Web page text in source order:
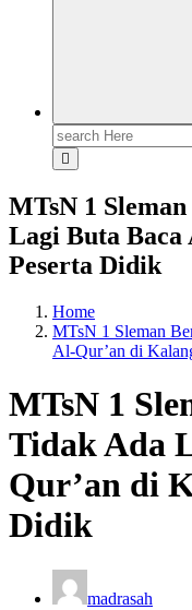
Search
for:
MTsN 1
Lagi Buta Baca
Peserta Didik
Home
MTsN 1 Sleman
Al-Qur’an di
MTsN 1
Tidak Ada
Qur’an di
Didik
madrasah